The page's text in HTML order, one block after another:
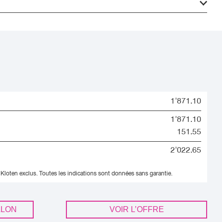
1'871.10
1'871.10
151.55
2'022.65
exclus. Toutes les indications sont données sans garantie.
VOIR L’OFFRE